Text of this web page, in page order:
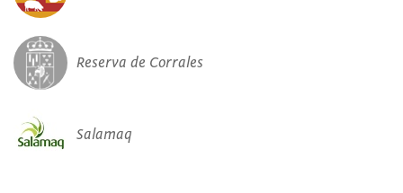
Reserva de Corrales
Salamaq